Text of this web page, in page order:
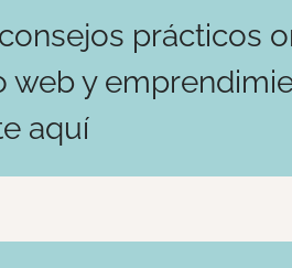
prácticos
y
aquí